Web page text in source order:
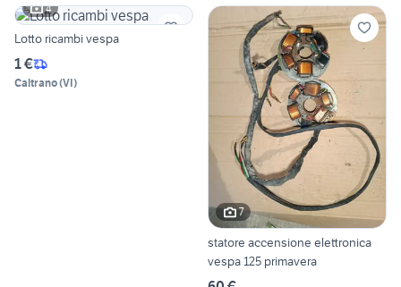
4
Lotto ricambi vespa
1 €
Caltrano(VI)
7
statore accensione elettronica
vespa 125 primavera